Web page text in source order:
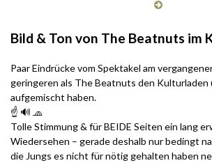
Bild & Ton von The Beatnuts im
Paar Eindrücke vom Spektakel am
geringeren als The Beatnuts den Kulturladen
aufgemischt haben.
☝ 🔊 🧢
Tolle Stimmung & für BEIDE Seiten ein lang
Wiedersehen – gerade deshalb nur bedingt
die Jungs es nicht für nötig gehalten haben